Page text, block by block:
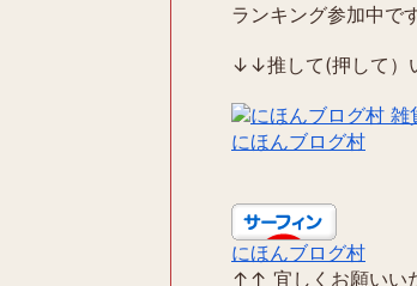
ランキング参加中で
↓↓推して(押して）
にほんブログ村
にほんブログ村
↑↑ 宜しくお願いい